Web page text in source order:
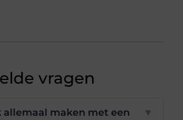
vragen
allemaal maken met een
▼